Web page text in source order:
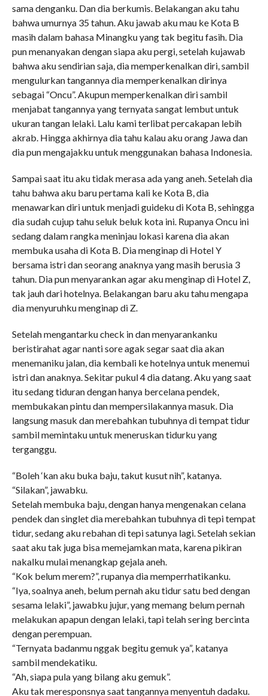
sama denganku. Dan dia berkumis. Belakangan aku tahu
bahwa umurnya 35 tahun. Aku jawab aku mau ke Kota B
masih dalam bahasa Minangku yang tak begitu fasih. Dia
pun menanyakan dengan siapa aku pergi, setelah kujawab
bahwa aku sendirian saja, dia memperkenalkan diri, sambil
mengulurkan tangannya dia memperkenalkan dirinya
sebagai “Oncu”. Akupun memperkenalkan diri sambil
menjabat tangannya yang ternyata sangat lembut untuk
ukuran tangan lelaki. Lalu kami terlibat percakapan lebih
akrab. Hingga akhirnya dia tahu kalau aku orang Jawa dan
dia pun mengajakku untuk menggunakan bahasa Indonesia.
Sampai saat itu aku tidak merasa ada yang aneh. Setelah dia
tahu bahwa aku baru pertama kali ke Kota B, dia
menawarkan diri untuk menjadi guideku di Kota B, sehingga
dia sudah cujup tahu seluk beluk kota ini. Rupanya Oncu ini
sedang dalam rangka meninjau lokasi karena dia akan
membuka usaha di Kota B. Dia menginap di Hotel Y
bersama istri dan seorang anaknya yang masih berusia 3
tahun. Dia pun menyarankan agar aku menginap di Hotel Z,
tak jauh dari hotelnya. Belakangan baru aku tahu mengapa
dia menyuruhku menginap di Z.
Setelah mengantarku check in dan menyarankanku
beristirahat agar nanti sore agak segar saat dia akan
menemaniku jalan, dia kembali ke hotelnya untuk menemui
istri dan anaknya. Sekitar pukul 4 dia datang. Aku yang saat
itu sedang tiduran dengan hanya bercelana pendek,
membukakan pintu dan mempersilakannya masuk. Dia
langsung masuk dan merebahkan tubuhnya di tempat tidur
sambil memintaku untuk meneruskan tidurku yang
terganggu.
“Boleh ‘kan aku buka baju, takut kusut nih”, katanya.
“Silakan”, jawabku.
Setelah membuka baju, dengan hanya mengenakan celana
pendek dan singlet dia merebahkan tubuhnya di tepi tempat
tidur, sedang aku rebahan di tepi satunya lagi. Setelah sekian
saat aku tak juga bisa memejamkan mata, karena pikiran
nakalku mulai menangkap gejala aneh.
“Kok belum merem?”, rupanya dia memperrhatikanku.
“Iya, soalnya aneh, belum pernah aku tidur satu bed dengan
sesama lelaki”, jawabku jujur, yang memang belum pernah
melakukan apapun dengan lelaki, tapi telah sering bercinta
dengan perempuan.
“Ternyata badanmu nggak begitu gemuk ya”, katanya
sambil mendekatiku.
“Ah, siapa pula yang bilang aku gemuk”.
Aku tak meresponsnya saat tangannya menyentuh dadaku.